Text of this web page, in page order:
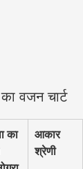
वजन चार्ट
का
आकार
श्रेणी